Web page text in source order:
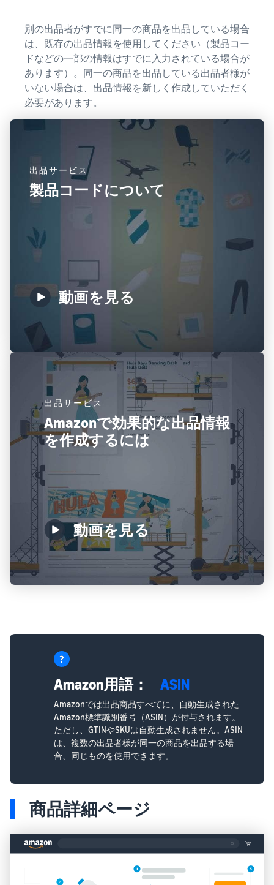
別の出品者がすでに同一の商品を出品している場合
は、既存の出品情報を使用してください（製品コー
ドなどの一部の情報はすでに入力されている場合が
あります）。同一の商品を出品している出品者様が
いない場合は、出品情報を新しく作成していただく
必要があります。
出品サービス
製品コードについて
動画を見る
出品サービス
Amazonで効果的な出品情報
を作成するには
動画を見る
Amazon用語： ASIN
Amazonでは出品商品すべてに、自動生成された
Amazon標準識別番号（ASIN）が付与されます。
ただし、GTINやSKUは自動生成されません。ASIN
は、複数の出品者様が同一の商品を出品する場
合、同じものを使用できます。
商品詳細ページ